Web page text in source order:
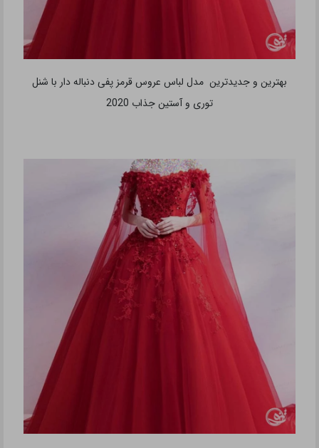
بهترین و جدیدترین مدل لباس عروس قرمز پفی دنباله دار با شنل
توری و آستین جذاب 2020